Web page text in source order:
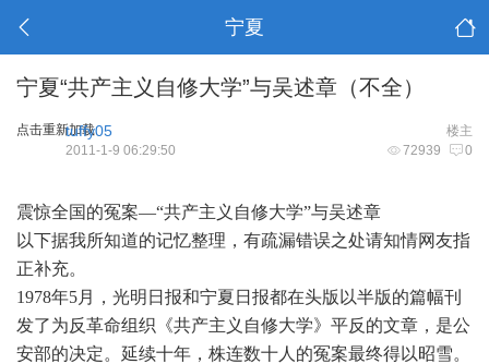
宁夏
宁夏“共产主义自修大学”与吴述章（不全）
点击重新加载 楼主
tuffy05
72939 0
2011-1-9 06:29:50
震惊全国的冤案—“共产主义自修大学”与吴述章
以下据我所知道的记忆整理，有疏漏错误之处请知情网友指
正补充。
1978年5月，光明日报和宁夏日报都在头版以半版的篇幅刊
发了为反革命组织《共产主义自修大学》平反的文章，是公
安部的决定。延续十年，株连数十人的冤案最终得以昭雪。